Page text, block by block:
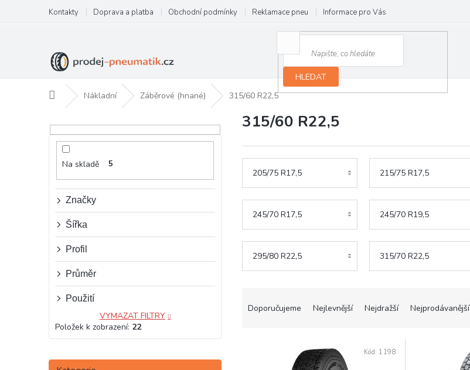
obsah
Kontakty Doprava a platba Obchodní podmínky Reklamace pneu Informace pro Vás
HLEDAT
Domů Nákladní Záběrové (hnané) 315/60 R22,5
o
Na skladě 5
Značky
Šířka
Profil
Průměr
Použití
VYMAZAT FILTRY
Položek k zobrazení: 22
Přeskočit
315/60 R22,5
205/75 R17,5 215/75 R17,5
245/70 R17,5 245/70 R19,5
295/80 R22,5 315/70 R22,5
Doporučujeme Nejlevnější Nejdražší Nejprodávanější
Kód: 1198